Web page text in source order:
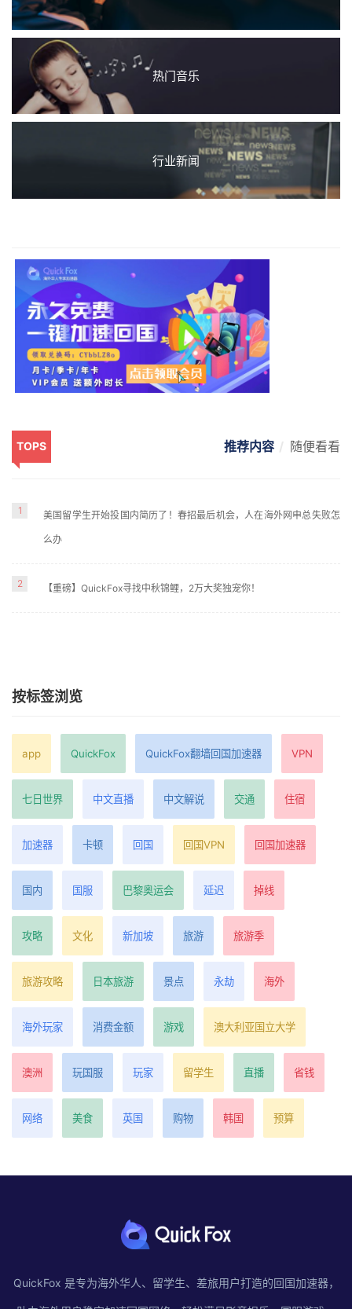
热门音乐
行业新闻
TOPS 推荐内容 随便看看
1 美国留学生开始投国内简历了！春招最后机会，人在海外网申总失败怎
么办
2 【重磅】QuickFox寻找中秋锦鲤，2万大奖独宠你！
按标签浏览
app QuickFox QuickFox翻墙回国加速器 VPN
七日世界 中文直播 中文解说 交通 住宿
加速器 卡顿 回国 回国VPN 回国加速器
国内 国服 巴黎奥运会 延迟 掉线
攻略 文化 新加坡 旅游 旅游季
旅游攻略 日本旅游 景点 永劫 海外
海外玩家 消费金额 游戏 澳大利亚国立大学
澳洲 玩国服 玩家 留学生 直播 省钱
网络 美食 英国 购物 韩国 预算
QuickFox 是专为海外华人、留学生、差旅用户打造的回国加速器，